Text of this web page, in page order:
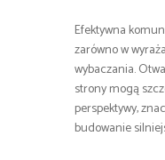
Efektywna
zarówno w
wybaczania.
strony mogą
perspektywy,
budowanie